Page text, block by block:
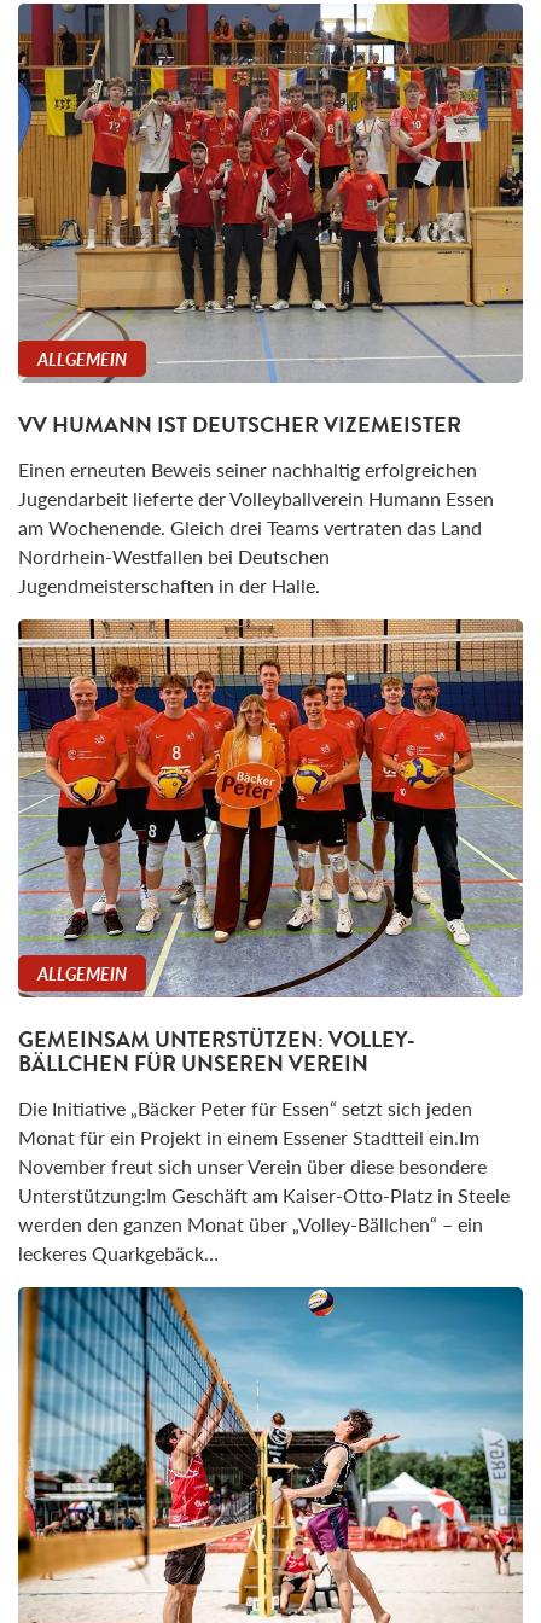
ALLGEMEIN
VV HUMANN IST DEUTSCHER VIZEMEISTER
Einen erneuten Beweis seiner nachhaltig erfolgreichen
Jugendarbeit lieferte der Volleyballverein Humann Essen
am Wochenende. Gleich drei Teams vertraten das Land
Nordrhein-Westfallen bei Deutschen
Jugendmeisterschaften in der Halle.
ALLGEMEIN
GEMEINSAM UNTERSTÜTZEN: VOLLEY-
BÄLLCHEN FÜR UNSEREN VEREIN
Die Initiative „Bäcker Peter für Essen“ setzt sich jeden
Monat für ein Projekt in einem Essener Stadtteil ein.Im
November freut sich unser Verein über diese besondere
Unterstützung:Im Geschäft am Kaiser-Otto-Platz in Steele
werden den ganzen Monat über „Volley-Bällchen“ – ein
leckeres Quarkgebäck…